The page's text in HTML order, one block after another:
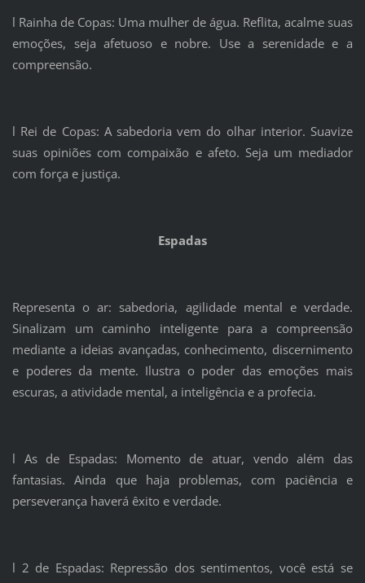
l Rainha de Copas: Uma mulher de água. Reflita, acalme suas
emoções, seja afetuoso e nobre. Use a serenidade e a
compreensão.
l Rei de Copas: A sabedoria vem do olhar interior. Suavize
suas opiniões com compaixão e afeto. Seja um mediador
com força e justiça.
Espadas
Representa o ar: sabedoria, agilidade mental e verdade.
Sinalizam um caminho inteligente para a compreensão
mediante a ideias avançadas, conhecimento, discernimento
e poderes da mente. Ilustra o poder das emoções mais
escuras, a atividade mental, a inteligência e a profecia.
l As de Espadas: Momento de atuar, vendo além das
fantasias. Ainda que haja problemas, com paciência e
perseverança haverá êxito e verdade.
l 2 de Espadas: Repressão dos sentimentos, você está se